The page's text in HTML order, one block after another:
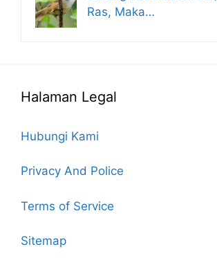
Ras, Maka…
Halaman Legal
Hubungi Kami
Privacy And Police
Terms of Service
Sitemap